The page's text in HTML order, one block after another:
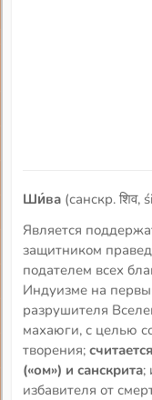
Ши́ва (санскр. शिव,
Является
защитником
подателем всех
Индуизме на
разрушителя
махаюги, с целью
творения;
(«ом») и санскрита;
избавителя от